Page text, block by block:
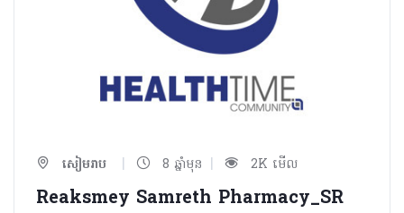
សៀមរាប | 8 ឆ្នាំមុន | 2K មើល
Reaksmey Samreth Pharmacy_SR